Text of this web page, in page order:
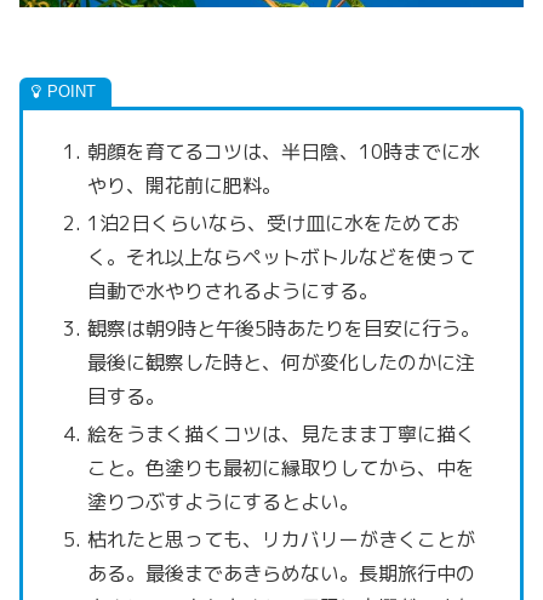
朝顔を育てるコツは、半日陰、10時までに水
やり、開花前に肥料。
1泊2日くらいなら、受け皿に水をためてお
く。それ以上ならペットボトルなどを使って
自動で水やりされるようにする。
観察は朝9時と午後5時あたりを目安に行う。
最後に観察した時と、何が変化したのかに注
目する。
絵をうまく描くコツは、見たまま丁寧に描く
こと。色塗りも最初に縁取りしてから、中を
塗りつぶすようにするとよい。
枯れたと思っても、リカバリーがきくことが
ある。最後まであきらめない。長期旅行中の